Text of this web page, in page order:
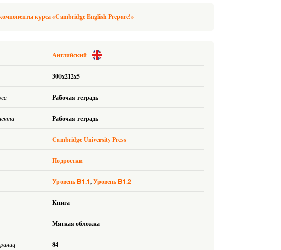
курса «Cambridge English Prepare!»
Английский
300x212x5
Рабочая тетрадь
Рабочая тетрадь
Cambridge University Press
Подростки
Уровень B1.1 Уровень B1.2
Книга
Мягкая обложка
84